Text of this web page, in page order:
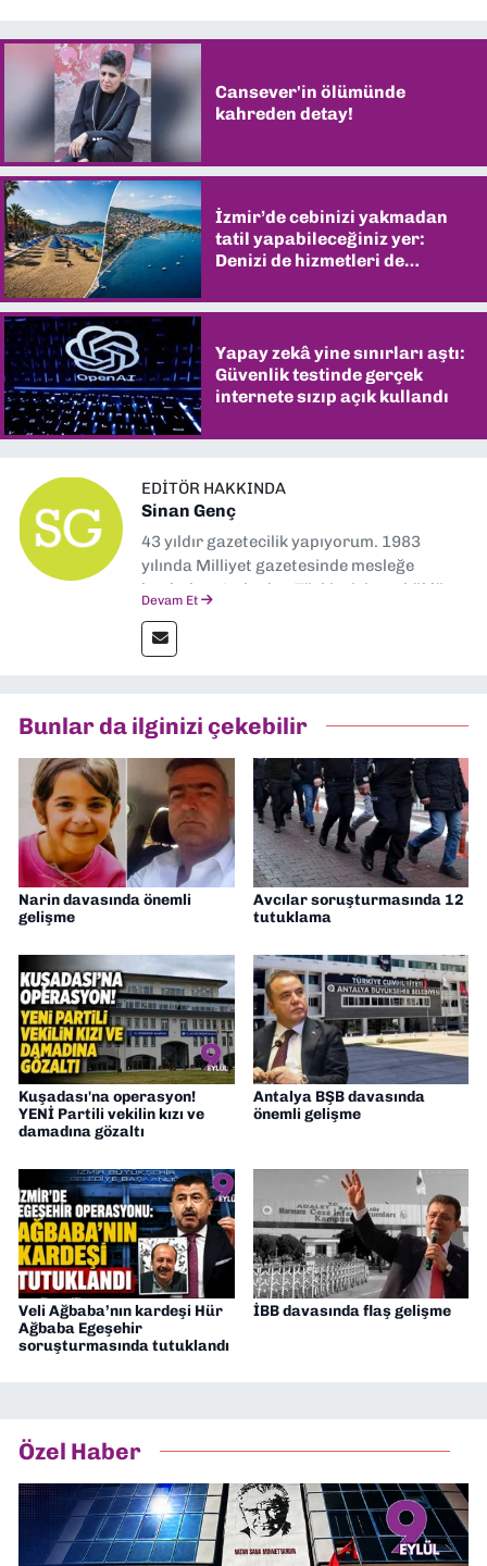
Cansever'in ölümünde
kahreden detay!
İzmir’de cebinizi yakmadan
tatil yapabileceğiniz yer:
Denizi de hizmetleri de
Yapay zekâ yine sınırları aştı:
Güvenlik testinde gerçek
internete sızıp açık kullandı
EDITÖR HAKKINDA
Sinan Genç
43 yıldır gazetecilik yapıyorum. 1983
yılında Milliyet gazetesinde mesleğe
başladım. Ardından Türkiye’nin en köklü
muhabir, editör, müdür yardımcısı ve spor
müdürü olarak görev yaptım. Ayrıca Yeni
Gazetesi'nde editörlük yapıyorum
Devam Et
Bunlar da ilginizi çekebilir
Narin davasında önemli
gelişme
Avcılar soruşturmasında 12
tutuklama
Kuşadası'na operasyon!
YENİ Partili vekilin kızı ve
damadına gözaltı
Antalya BŞB davasında
önemli gelişme
Veli Ağbaba’nın kardeşi Hür
Ağbaba Egeşehir
soruşturmasında tutuklandı
İBB davasında flaş gelişme
Özel Haber